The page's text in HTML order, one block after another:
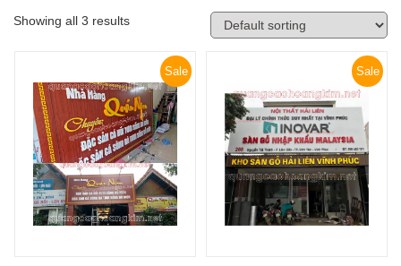
Showing all 3 results
Sale Sale